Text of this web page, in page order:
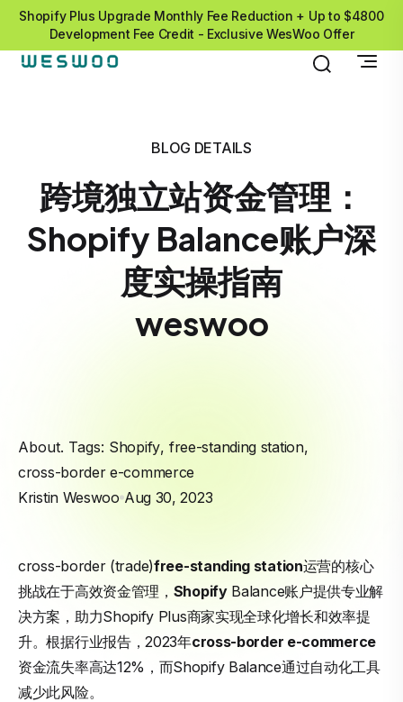
Shopify Plus Upgrade Monthly Fee Reduction + Up to $4800
Development Fee Credit - Exclusive WesWoo Offer
BLOG DETAILS
跨境独立站资金管理：
Shopify Balance账户深
度实操指南
weswoo
About. Tags: Shopify, free-standing station,
cross-border e-commerce
Kristin Weswoo Aug 30, 2023
cross-border (trade)free-standing station运营的核心
挑战在于高效资金管理， ShopifyBalance账户提供专业解
决方案，助力Shopify Plus商家实现全球化增长和效率提
升。根据行业报告，2023年cross-border e-commerce
资金流失率高达12%，而Shopify Balance通过自动化工具
减少此风险。